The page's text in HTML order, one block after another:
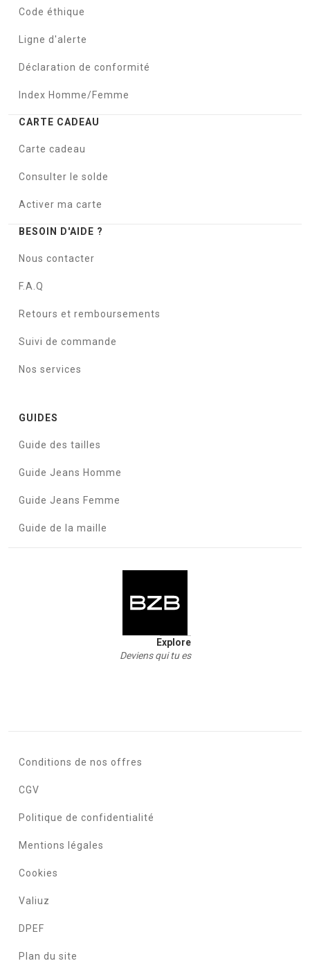
Code éthique
Ligne d'alerte
Déclaration de conformité
Index Homme/Femme
CARTE CADEAU
Carte cadeau
Consulter le solde
Activer ma carte
BESOIN D'AIDE ?
Nous contacter
F.A.Q
Retours et remboursements
Suivi de commande
Nos services
GUIDES
Guide des tailles
Guide Jeans Homme
Guide Jeans Femme
Guide de la maille
Explore
Deviens qui tu es
Conditions de nos offres
CGV
Politique de confidentialité
Mentions légales
Cookies
Valiuz
DPEF
Plan du site